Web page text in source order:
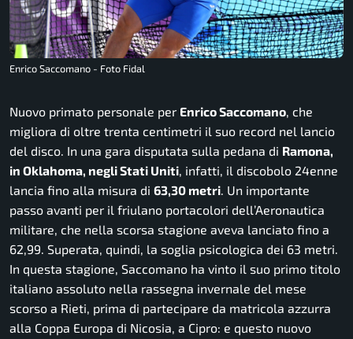
Enrico Saccomano - Foto Fidal
Nuovo primato personale per Enrico Saccomano, che
migliora di oltre trenta centimetri il suo record nel lancio
del disco. In una gara disputata sulla pedana di Ramona,
in Oklahoma, negli Stati Uniti, infatti, il discobolo 24enne
lancia fino alla misura di 63,30 metri. Un importante
passo avanti per il friulano portacolori dell’Aeronautica
militare, che nella scorsa stagione aveva lanciato fino a
62,99. Superata, quindi, la soglia psicologica dei 63 metri.
In questa stagione, Saccomano ha vinto il suo primo titolo
italiano assoluto nella rassegna invernale del mese
scorso a Rieti, prima di partecipare da matricola azzurra
alla Coppa Europa di Nicosia, a Cipro: e questo nuovo